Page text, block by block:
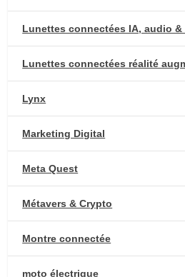
Lunettes connectées IA, audio &
Lunettes connectées réalité
Lynx
Marketing Digital
Meta Quest
Métavers & Crypto
Montre connectée
moto électrique